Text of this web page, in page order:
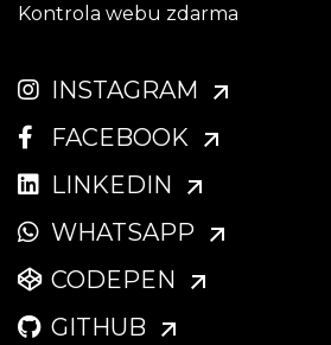
Kontrola webu zdarma
INSTAGRAM
FACEBOOK
LINKEDIN
WHATSAPP
CODEPEN
GITHUB